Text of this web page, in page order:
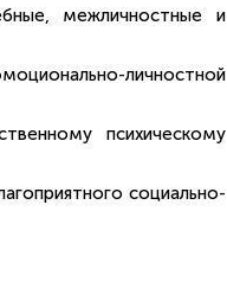
межличностные и
личностной
психическому
социально-